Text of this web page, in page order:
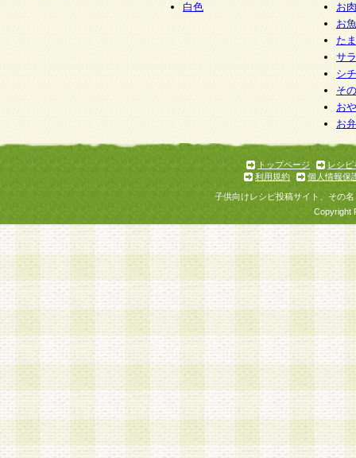
白色
お
お
た
サ
シ
そ
お
お
トップページ
レシピ
利用規約
個人情報保
子供向けレシピ投稿サイト、その
Copyright